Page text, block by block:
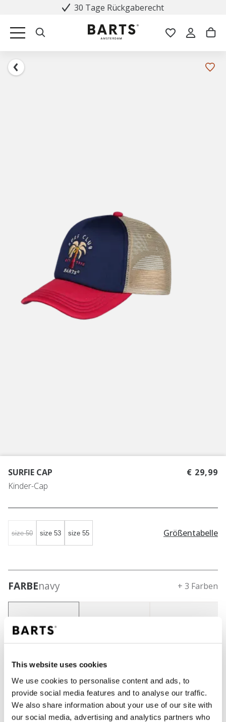
This website uses cookies
We use cookies to personalise content and ads, to
provide social media features and to analyse our traffic.
We also share information about your use of our site with
our social media, advertising and analytics partners who
30 Tage Rückgaberecht
SURFIE CAP
Kinder-Cap
€ 29,99
size 50 size 53 size 55 Größentabelle
FARBEnavy + 3 Farben